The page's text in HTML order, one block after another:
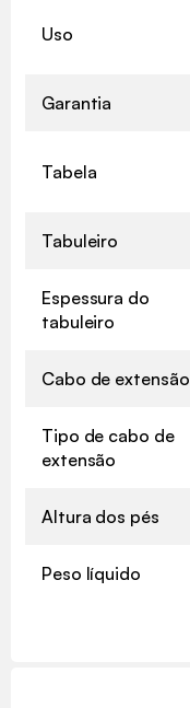
Uso
Garantia
Tabela
Tabuleiro
Espessura do
tabuleiro
Cabo de extensão
Tipo de cabo de
extensão
Altura dos pés
Peso líquido